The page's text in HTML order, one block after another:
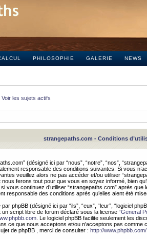
PHILOSOPHIE GALERIE NEWS
Voir les sujets actifs
strangepaths.com - Conditions
(désigné ici par “nous”, “notre”, “nos”,
responsable des conditions suivantes. Si vous
veuillez alors ne pas accéder et/ou utiliser
nous ferons tout pour que vous en soyez informé, bien
vous continuez d’utiliser “strangepaths.com” après
responsable des conditions après qu’elles aient été
phpBB (désigné ici par “ils”, “eux”, “leur”, “logiciel
un script libre de forum déclaré sous la license “General
. Le logiciel phpBB facilite seulement les
ce que nous acceptons et/ou n’acceptons pas comme
de phpBB , merci de consulter : http://www.phpbb.com/